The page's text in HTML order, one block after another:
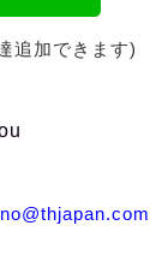
追加できます)